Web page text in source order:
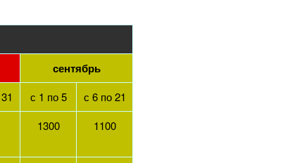
сентябрь
с 1 по 5 с 6 по 21
1300 1100